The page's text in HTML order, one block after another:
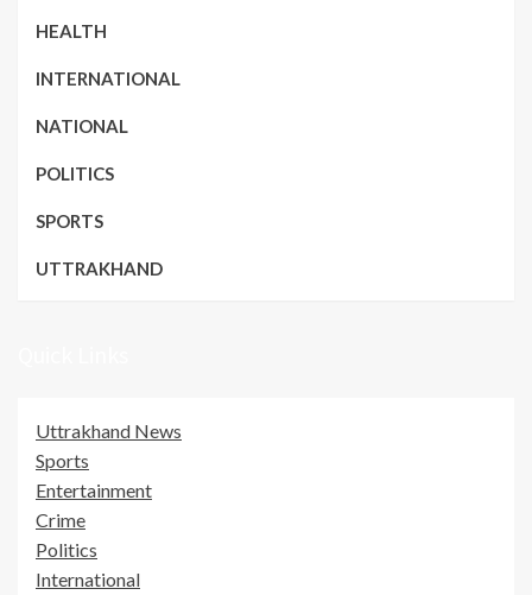
HEALTH
INTERNATIONAL
NATIONAL
POLITICS
SPORTS
UTTRAKHAND
Uttrakhand News
Sports
Entertainment
Crime
Politics
International